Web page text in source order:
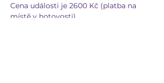
Cena události je 2600 Kč (platba na
místě v hotovosti)